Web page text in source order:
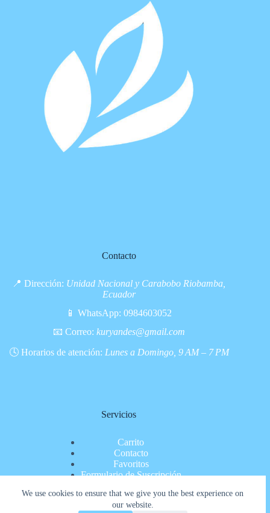
We use cookies to ensure that we give you the best experience on
our website.
Contacto
📍 Dirección: Unidad Nacional y Carabobo Riobamba,
Ecuador
📱 WhatsApp:0984603052
📧 Correo: kuryandes@gmail.com
🕓 Horarios de atención: Lunes a Domingo, 9 AM – 7 PM
Servicios
Carrito
Contacto
Favoritos
Formulario de Suscripción
Nosotros
Pagina de pago